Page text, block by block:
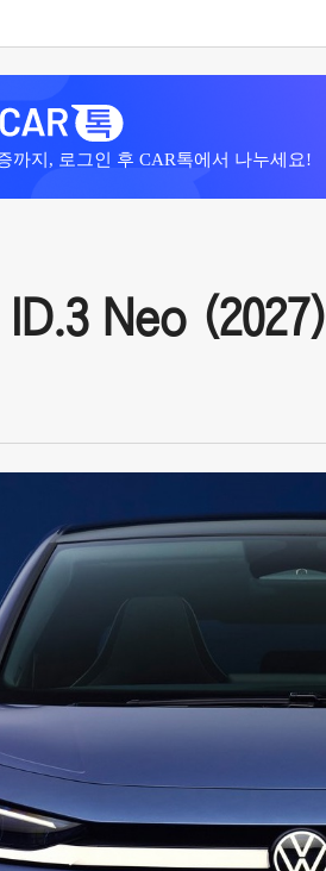
까지, 로그인 후 CAR톡에서 나누세요!
Neo (2027)